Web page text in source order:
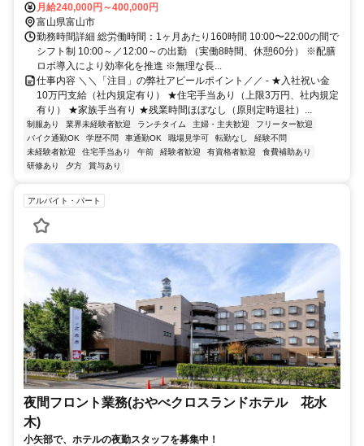
月給240,000円～400,000円
富山県富山市
勤務時間詳細 総労働時間：1ヶ月あたり160時間 10:00〜22:00の間で
シフト制 10:00～／12:00～の出勤 （実働8時間、休憩60分） ※配膳
ロボ導入により効率化を推進 ※無理な長...
仕事内容 ＼＼「注目」の弊社アピールポイント／／ - ★入社祝い金
10万円支給（社内規定有り） ★住宅手当あり（上限3万円、社内規定
有り） ★家族手当有り ★残業時間ほぼなし（原則定時退社）...
制服あり 業界未経験者歓迎 ランチタイム 主婦・主夫歓迎
フリーター歓迎
バイク通勤OK
学歴不問 車通勤OK 職場見学可 転勤なし
経験不問
未経験者歓迎
住宅手当あり 午前 経験者歓迎 有資格者歓迎
食費補助あり
研修あり
夕方 賞与あり
アルバイト・パート
夜間フロント業務(おやべクロスランドホテル 花水
木)
小矢部で、ホテルの夜勤スタッフを募集中！